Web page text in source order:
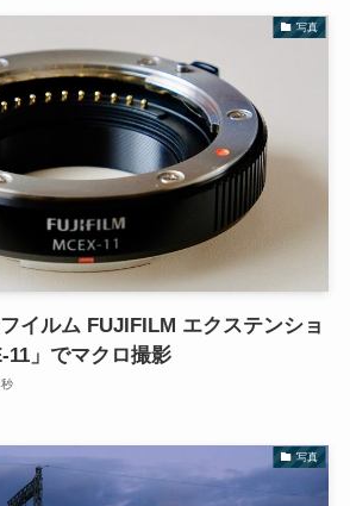
写真
イルム FUJIFILM エクステンショ
11」でマクロ撮影
写真